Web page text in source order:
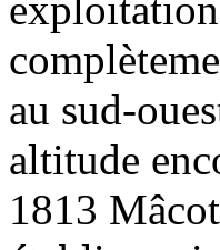
au sud-
altitude
1813